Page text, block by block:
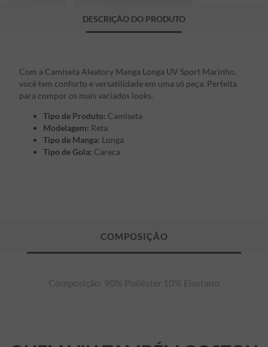
DESCRIÇÃO DO PRODUTO
Com a Camiseta Aleatory Manga Longa UV Sport Marinho,
você tem conforto e versatilidade em uma só peça. Perfeita
para compor os mais variados looks.
Tipo de Produto: Camiseta
Modelagem: Reta
Tipo de Manga: Longa
Tipo de Gola: Careca
Composição: 90% Poliéster 10% Elastano